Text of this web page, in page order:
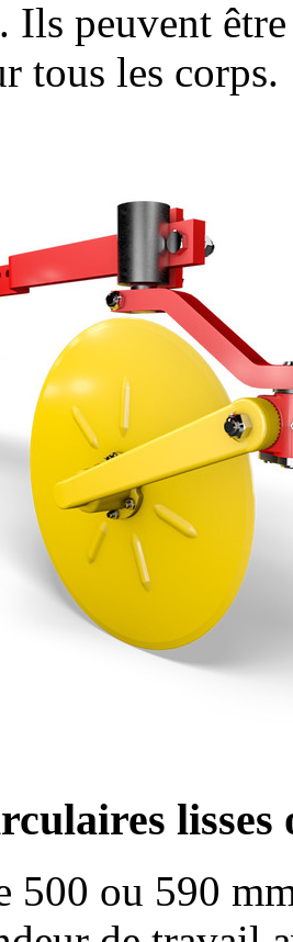
Ils peuvent
tous les corps.
lisses
500 ou 590